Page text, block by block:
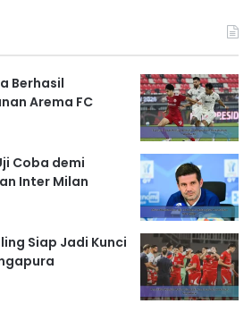
Berhasil
Arema FC
Coba demi
Inter Milan
Siap Jadi Kunci